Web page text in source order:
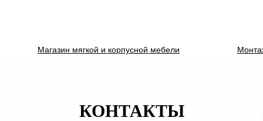
Магазин мягкой и корпусной мебели
КОНТАКТЫ